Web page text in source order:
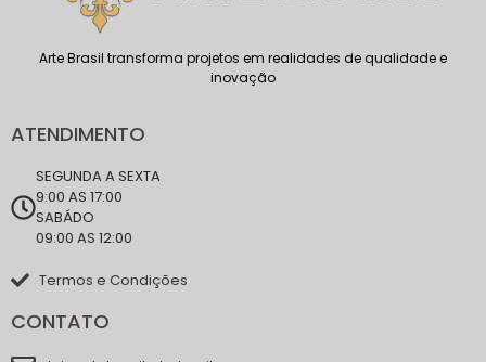
Arte Brasil transforma projetos em realidades de qualidade e
inovação
ATENDIMENTO
SEGUNDA A SEXTA
9:00 AS 17:00
SABÁDO
09:00 AS 12:00
Termos e Condições
CONTATO